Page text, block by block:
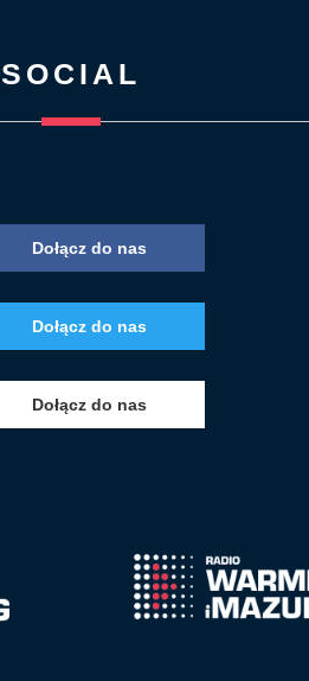
SOCIAL
Dołącz do nas
Dołącz do nas
Dołącz do nas